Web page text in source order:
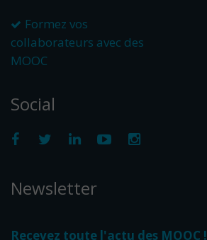
Formez vos
collaborateurs avec des
MOOC
Social
Newsletter
Recevez toute l'actu des MOOC !